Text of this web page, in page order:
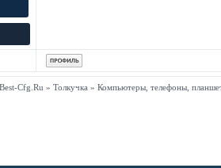
Cfg.Ru » Толкучка » Компьютеры, телефоны,